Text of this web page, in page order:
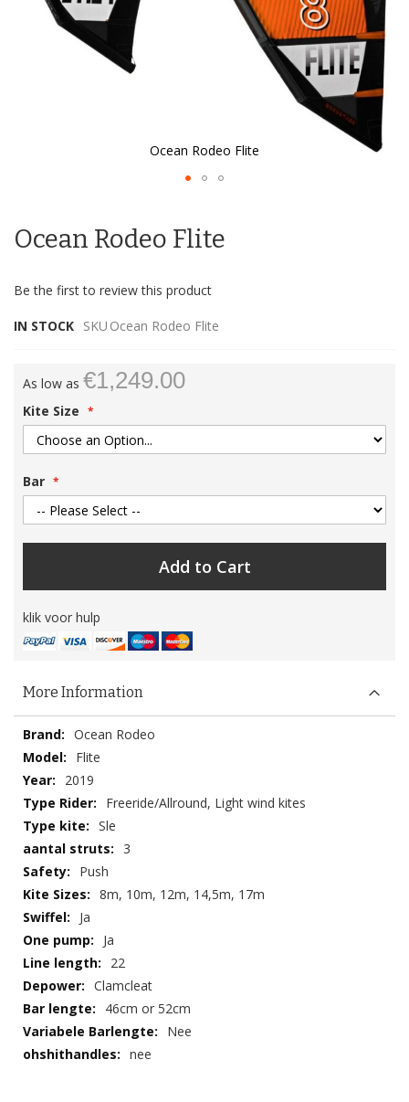
Ocean Rodeo Flite
the
the
gallery
Ocean Rodeo Flite
Be the first to review this product
IN STOCK SKU Ocean Rodeo Flite
As low as €1,249.00
Kite Size
Bar
Add to Cart
klik voor hulp
More Information
More
Information
Ocean Rodeo
Flite
2019
Freeride/Allround, Light wind kites
Sle
3
Push
8m, 10m, 12m, 14,5m, 17m
Ja
Ja
22
Clamcleat
46cm or 52cm
Nee
nee